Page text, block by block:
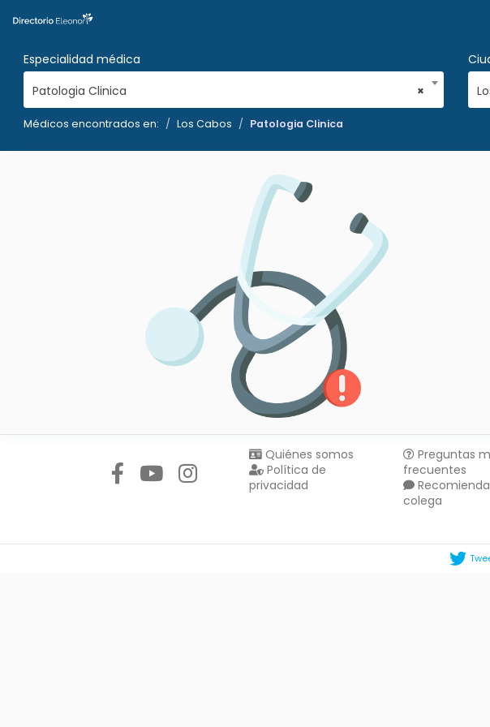
Especialidad médica
×
Patologia Clinica
Médicos encontrados en: Los Cabos Patologia Clinica
Quiénes somos
Política de
privacidad
Preguntas
frecuentes
colega